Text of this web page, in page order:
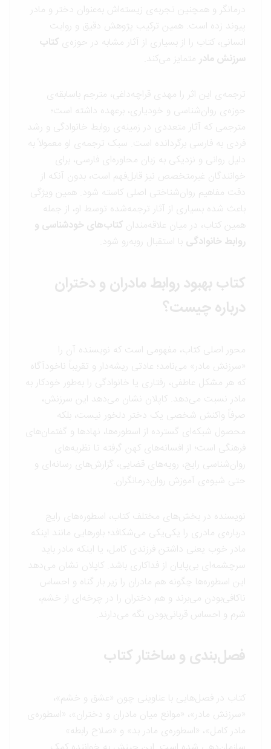
درمانگر و همچنین تجربه‌ی زیسته‌اش به‌عنوان دختر و مادر
پیوند زده است. همین ترکیب پژوهش دقیق و روایت
انسانی، کتاب را از بسیاری از آثار مشابه در حوزه‌یکتاب
سرزنش مادرمتمایز می‌کند.
ترجمه‌ی این اثر را مهدی قراچه‌داغی، مترجم باسابقه‌ی
حوزه‌ی روان‌شناسی و خودیاری، برعهده داشته است؛
مترجمی که آثار متعددی در زمینه‌ی روابط خانوادگی و رشد
فردی به فارسی برگردانده است. سبک ترجمه‌ی او معمولاً به
دلیل روانی و نزدیکی به زبان محاوره‌ای فارسی، برای
خوانندگان غیرمتخصص نیز قابل‌فهم است، بدون آنکه از
دقت مفاهیم روان‌شناختی اصلی کاسته شود. همین ویژگی
باعث شده بسیاری از آثار ترجمه‌شده توسط او، از جمله
همین کتاب، در میان علاقه‌مندانکتاب‌های خودشناسی و
روابط خانوادگیبا استقبال روبه‌رو شود.
کتاب بهبود روابط مادران و دختران
درباره چیست؟
محور اصلی کتاب، مفهومی است که نویسنده آن را
«سرزنش مادر» می‌نامد؛ عادتی ریشه‌دار و تقریباً ناخودآگاه
که هر مشکل عاطفی، رفتاری یا خانوادگی را به‌طور خودکار به
مادر نسبت می‌دهد. کاپلان نشان می‌دهد این سرزنش،
صرفاً واکنش شخصی یک دختر دلخور نیست، بلکه
محصول شبکه‌ای گسترده از اسطوره‌ها، نهادها و گفتمان‌های
فرهنگی است؛ از افسانه‌های کهن گرفته تا نظریه‌های
روان‌شناسی رایج، رویه‌های قضایی، گزارش‌های رسانه‌ای و
حتی شیوه‌ی آموزش روان‌درمانگران.
نویسنده در بخش‌های مختلف کتاب، اسطوره‌های رایج
درباره‌ی مادری را یکی‌یکی می‌شکافد؛ باورهایی مانند اینکه
مادر خوب یعنی داشتن فرزندی کامل، یا اینکه مادر باید
سرچشمه‌ای بی‌پایان از فداکاری باشد. کاپلان نشان می‌دهد
این اسطوره‌ها چگونه هم مادران را زیر بار گناه و احساس
ناکافی‌بودن می‌برند و هم دختران را در چرخه‌ای از خشم،
شرم و احساس قربانی‌بودن نگه می‌دارند.
فصل‌بندی و ساختار کتاب
کتاب در فصل‌هایی با عناوینی چون «عشق و خشم»،
«سرزنش مادر»، «موانع میان مادران و دختران»، «اسطوره‌ی
مادر کامل»، «اسطوره‌ی مادر بد» و «صلاح رابطه»